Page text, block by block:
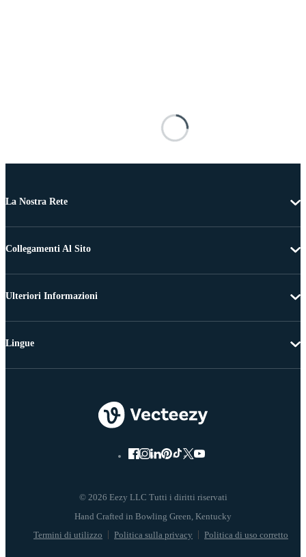
La Nostra Rete
Collegamenti Al Sito
Ulteriori Informazioni
© 2026 Eezy LLC Tutti i diritti riservati
Termini di utilizzo Politica sulla privacy Politica di uso corretto
Lingue